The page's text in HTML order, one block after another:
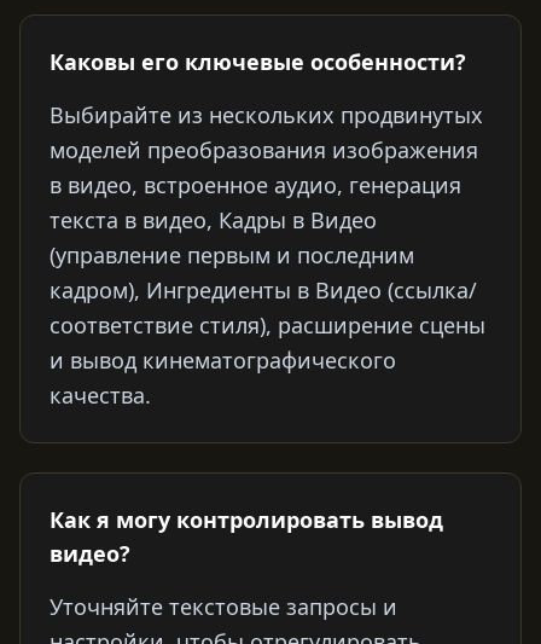
Каковы его ключевые особенности?
Выбирайте из нескольких продвинутых
моделей преобразования изображения
в видео, встроенное аудио, генерация
текста в видео, Кадры в Видео
(управление первым и последним
кадром), Ингредиенты в Видео (ссылка/
соответствие стиля), расширение сцены
и вывод кинематографического
качества.
Как я могу контролировать вывод
видео?
Уточняйте текстовые запросы и